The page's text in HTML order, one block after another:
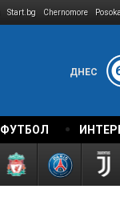
Start.bg Chernomore
ДНЕС
ФУТБОЛ